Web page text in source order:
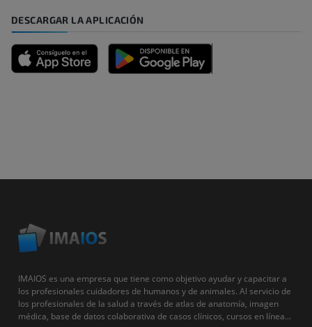
DESCARGAR LA APLICACIÓN
IMAIOS es una empresa que tiene como objetivo ayudar y capacitar a
los profesionales cuidadores de humanos y de animales. Al servicio de
los profesionales de la salud a través de atlas de anatomía, imagen
médica, base de datos colaborativa de casos clínicos, cursos en línea...